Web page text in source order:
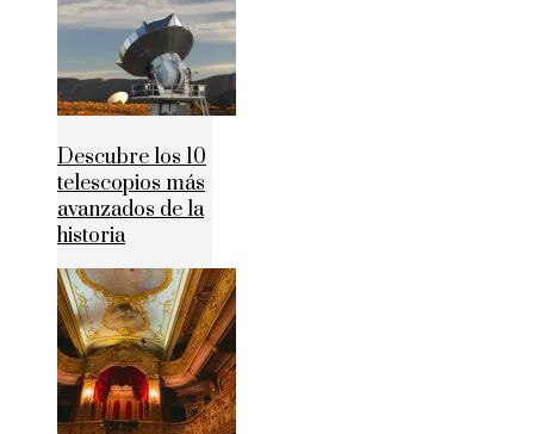
Descubre los 10
telescopios más
avanzados de la
historia